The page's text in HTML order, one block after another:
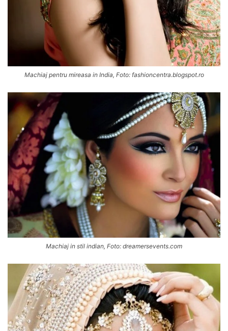
Machiaj pentru mireasa in India, Foto: fashioncentra.blogspot.ro
Machiaj in stil indian, Foto: dreamersevents.com